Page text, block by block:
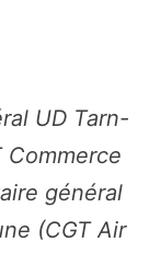
UD Tarn-
Commerce
général
(CGT Air